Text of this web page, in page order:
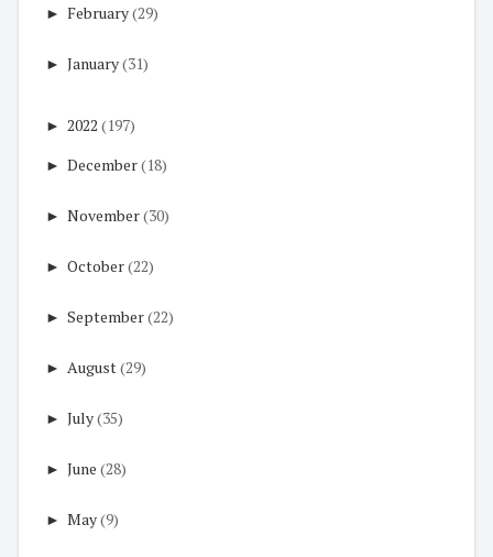
► February(29)
► January(31)
► 2022 (197)
► December(18)
► November(30)
► October(22)
► September(22)
► August(29)
► July(35)
► June (28)
► May(9)